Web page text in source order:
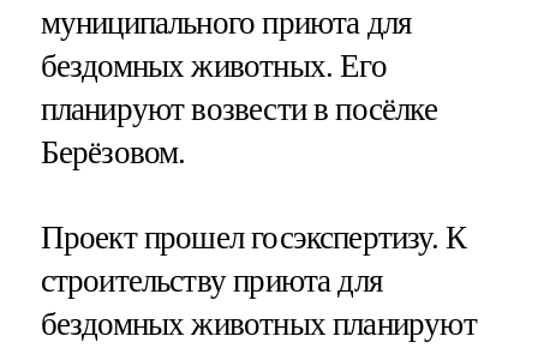
муниципального приюта для
бездомных животных. Его
планируют возвести в посёлке
Берёзовом.
Проект прошел госэкспертизу. К
строительству приюта для
бездомных животных планируют